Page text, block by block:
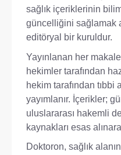
sağlık içeriklerinin
güncelliğini sağlamak
editöryal bir kuruldur.
Yayınlanan her
hekimler tarafından
hekim tarafından tıbbi
yayımlanır. İçerikler;
uluslararası hakemli
kaynakları esas
Doktoron, sağlık